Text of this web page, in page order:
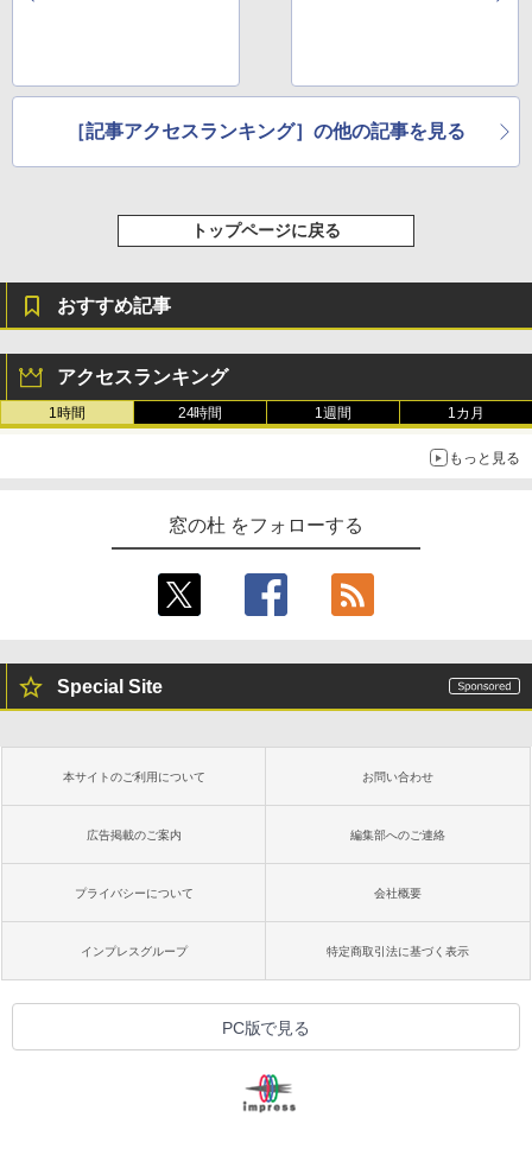
［記事アクセスランキング］の他の記事を見る
トップページに戻る
おすすめ記事
アクセスランキング
1時間 24時間 1週間 1カ月
もっと見る
窓の杜 をフォローする
Special Site
本サイトのご利用について お問い合わせ
広告掲載のご案内 編集部へのご連絡
プライバシーについて 会社概要
インプレスグループ 特定商取引法に基づく表示
PC版で見る